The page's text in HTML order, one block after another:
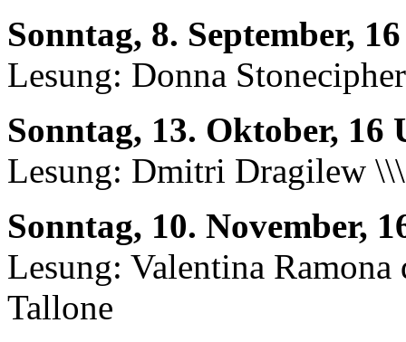
Sonntag, 8. September,
Lesung: Donna
Sonntag, 13. Oktober, 16
Lesung: Dmitri Dragilew
Sonntag, 10. November,
Lesung: Valentina
Tallone